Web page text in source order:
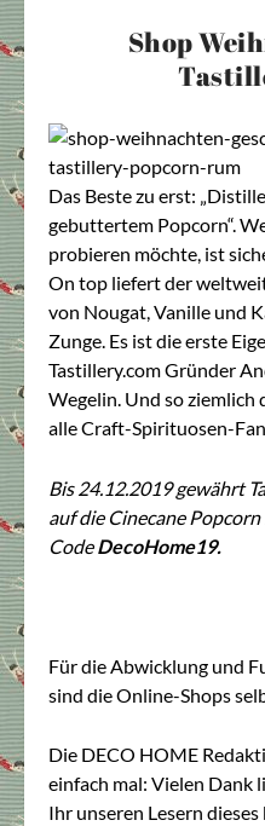
Shop
Das Beste zu erst:
gebuttertem Popcorn“.
probieren möchte, ist
On top liefert der
von Nougat, Vanille und
Zunge. Es ist die erste
Tastillery.comGründer
Wegelin. Und so ziemlich
alle Craft-Spirituosen-
Bis 24.12.2019 gewährt
auf die Cinecane
CodeDecoHome19.
Für die Abwicklung und
sind die Online-Shops
Die DECO HOME
einfach mal: Vielen Dank
Ihr unseren Lesern